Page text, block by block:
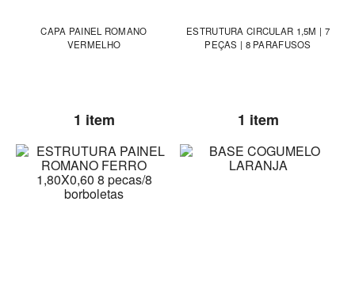
CAPA PAINEL ROMANO
VERMELHO
1 item
ESTRUTURA CIRCULAR 1,5M | 7
PEÇAS | 8 PARAFUSOS
1 item